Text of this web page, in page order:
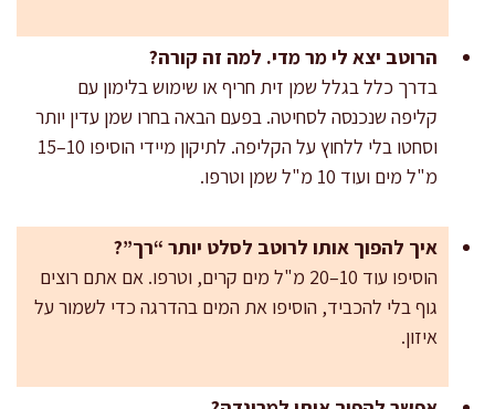
הרוטב יצא לי מר מדי. למה זה קורה?
בדרך כלל בגלל שמן זית חריף או שימוש בלימון עם
קליפה שנכנסה לסחיטה. בפעם הבאה בחרו שמן עדין יותר
וסחטו בלי ללחוץ על הקליפה. לתיקון מיידי הוסיפו 10–15
מ"ל מים ועוד 10 מ"ל שמן וטרפו.
איך להפוך אותו לרוטב לסלט יותר “רך”?
הוסיפו עוד 10–20 מ"ל מים קרים, וטרפו. אם אתם רוצים
גוף בלי להכביד, הוסיפו את המים בהדרגה כדי לשמור על
איזון.